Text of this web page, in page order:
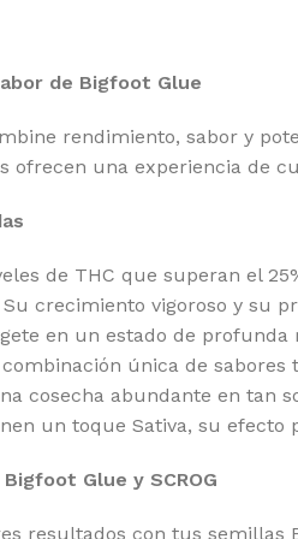
de Bigfoot Glue
rendimiento, sabor y
ofrecen una experiencia de
de THC que superan el
crecimiento vigoroso y su
en un estado de
única de
cosecha abundante en tan
un toque Sativa, su
Glue y SCROG
resultados con tus semillas